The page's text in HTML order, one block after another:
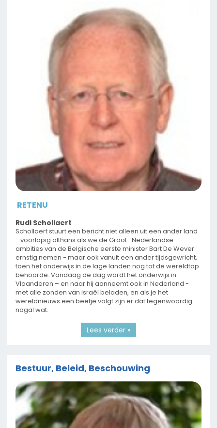
RETENU
Rudi Schollaert
Schollaert stuurt een bericht niet alleen uit een ander land
- voorlopig althans als we de Groot- Nederlandse
ambities van de Belgische eerste minister Bart De Wever
ernstig nemen - maar ook vanuit een ander tijdsgewricht,
toen het onderwijs in de lage landen nog tot de wereldtop
behoorde. Vandaag de dag wordt het onderwijs in
Vlaanderen – en naar hij aanneemt ook in Nederland -
met alle zonden van Israël beladen, en als je het
wereldnieuws een beetje volgt zijn er dat tegenwoordig
nogal wat.
Lees verder »
Bestuur, Beleid, Beschouwing